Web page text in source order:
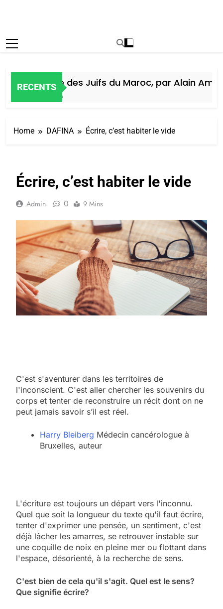
RECENTS
Histoire des Juifs du Maroc, par Alain Amiel
Home DAFINA Écrire, c’est habiter le vide
Écrire, c’est habiter le vide
Admin 0 9 Mins
C'est s'aventurer dans les territoires de
l'inconscient. C'est aller chercher les souvenirs du
corps et tenter de reconstruire un récit dont on ne
peut jamais savoir s’il est réel.
Harry Bleiberg Médecin cancérologue à
Bruxelles, auteur
L'écriture est toujours un départ vers l'inconnu.
Quel que soit la longueur du texte qu'il faut écrire,
tenter d'exprimer une pensée, un sentiment, c'est
déjà lâcher les amarres, se retrouver instable sur
une coquille de noix en pleine mer ou flottant dans
l'espace, désorienté, à la recherche de sens.
C'est bien de cela qu'il s'agit. Quel est le sens?
Que signifie écrire?